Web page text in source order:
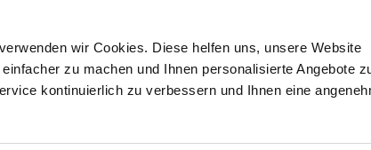
wir Cookies. Diese helfen uns, unsere Website
zu machen und Ihnen personalisierte Angebote
kontinuierlich zu verbessern und Ihnen eine
Potis eine präzise und langlebige Steuerung von Signalen.